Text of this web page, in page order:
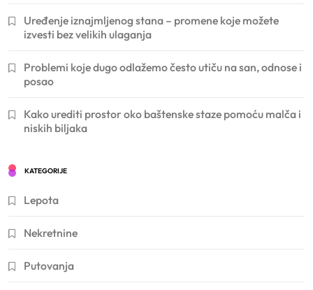
Uređenje iznajmljenog stana – promene koje možete
izvesti bez velikih ulaganja
Problemi koje dugo odlažemo često utiču na san, odnose i
posao
Kako urediti prostor oko baštenske staze pomoću malča i
niskih biljaka
KATEGORIJE
Lepota
Nekretnine
Putovanja